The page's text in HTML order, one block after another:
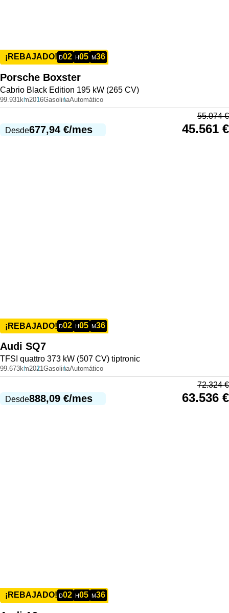
¡REBAJADO! D02 H05 M36
Porsche Boxster
Cabrio Black Edition 195 kW (265 CV)
99.931km2016GasolinaAutomático
Desde677,94 €/mes
55.074€
45.561 €
¡REBAJADO! D02 H05 M36
Audi SQ7
TFSI quattro 373 kW (507 CV) tiptronic
99.673km2021GasolinaAutomático
Desde888,09 €/mes
72.324€
63.536 €
¡REBAJADO! D02 H05 M36